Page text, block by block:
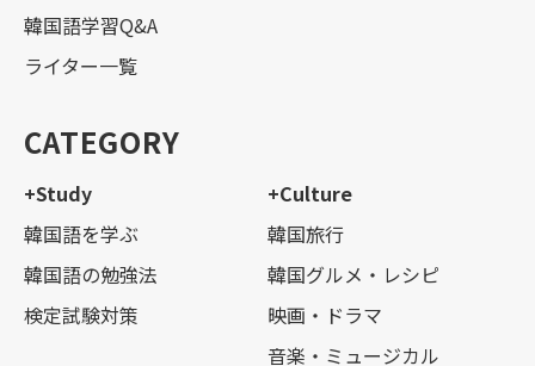
韓国語学習Q&A
ライター一覧
CATEGORY
+Study
韓国語を学ぶ
韓国語の勉強法
検定試験対策
+Culture
韓国旅行
韓国グルメ・レシピ
映画・ドラマ
音楽・ミュージカル